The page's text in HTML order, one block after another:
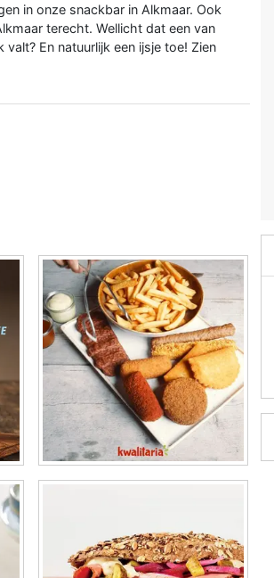
in onze snackbar in Alkmaar. Ook
terecht. Wellicht dat een van
En natuurlijk een ijsje toe! Zien